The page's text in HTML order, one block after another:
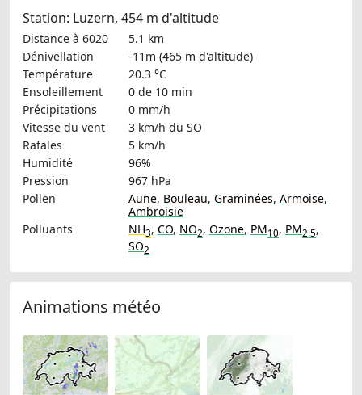
Station: Luzern, 454 m d'altitude
Distance à 6020
5.1 km
Dénivellation
-11m (465 m d'altitude)
Température
20.3 °C
Ensoleillement
0 de 10 min
Précipitations
0 mm/h
Vitesse du vent
3 km/h du SO
Rafales
5 km/h
Humidité
96%
Pression
967 hPa
Pollen
Aune, Bouleau, Graminées, Armoise,
Ambroisie
Polluants
NH3, CO, NO2, Ozone, PM10, PM2.5,
SO2
Animations météo